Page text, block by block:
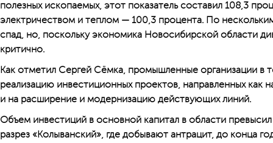
полезных ископаемых, этот показатель составил 108,3
электричеством и теплом — 100,3 процента. По
спад, но, поскольку экономика Новосибирской области
критично.
Как отметил Сергей Сёмка, промышленные организации в
реализацию инвестиционных проектов, направленных как
и на расширение и модернизацию действующих линий.
Объем инвестиций в основной капитал в области
разрез «Колыванский», где добывают антрацит, до конца